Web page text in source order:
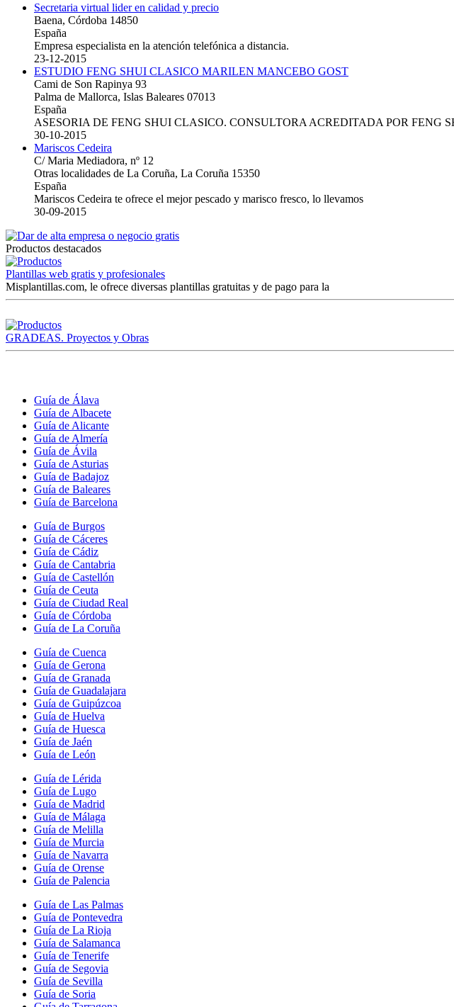
Secretaria virtual lider en calidad y precio
Baena, Córdoba 14850
España
Empresa especialista en la atención telefónica a distancia.
23-12-2015
ESTUDIO FENG SHUI CLASICO MARILEN MANCEBO GOST
Cami de Son Rapinya 93
Palma de Mallorca, Islas Baleares 07013
España
ASESORIA DE FENG SHUI CLASICO. CONSULTORA ACREDITADA POR FENG
30-10-2015
Mariscos Cedeira
C/ Maria Mediadora, nº 12
Otras localidades de La Coruña, La Coruña 15350
España
Mariscos Cedeira te ofrece el mejor pescado y marisco fresco, lo llevamos
30-09-2015
Productos destacados
Plantillas web gratis y profesionales
Misplantillas.com, le ofrece diversas plantillas gratuitas y de pago para la
GRADEAS. Proyectos y Obras
Guía de Álava
Guía de Albacete
Guía de Alicante
Guía de Almería
Guía de Ávila
Guía de Asturias
Guía de Badajoz
Guía de Baleares
Guía de Barcelona
Guía de Burgos
Guía de Cáceres
Guía de Cádiz
Guía de Cantabria
Guía de Castellón
Guía de Ceuta
Guía de Ciudad Real
Guía de Córdoba
Guía de La Coruña
Guía de Cuenca
Guía de Gerona
Guía de Granada
Guía de Guadalajara
Guía de Guipúzcoa
Guía de Huelva
Guía de Huesca
Guía de Jaén
Guía de León
Guía de Lérida
Guía de Lugo
Guía de Madrid
Guía de Málaga
Guía de Melilla
Guía de Murcia
Guía de Navarra
Guía de Orense
Guía de Palencia
Guía de Las Palmas
Guía de Pontevedra
Guía de La Rioja
Guía de Salamanca
Guía de Tenerife
Guía de Segovia
Guía de Sevilla
Guía de Soria